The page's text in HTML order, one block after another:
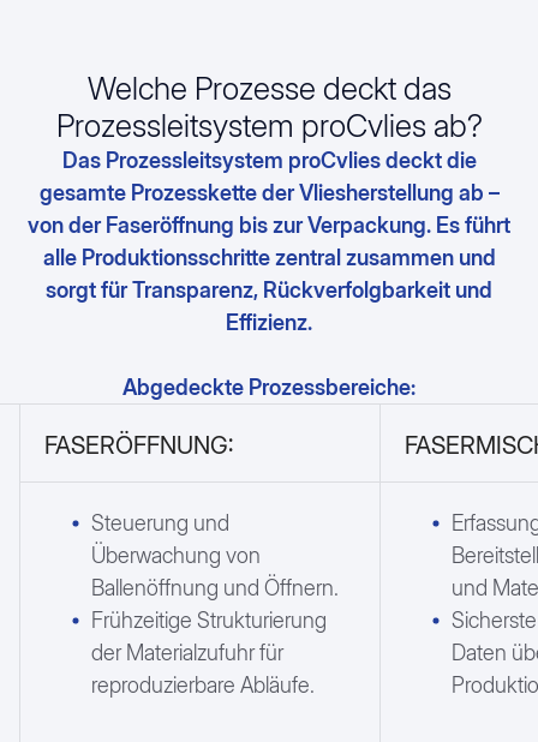
Welche Prozesse deckt das
Prozessleitsystem proCvlies ab?
Das Prozessleitsystem proCvlies deckt die
gesamte Prozesskette der Vliesherstellung ab –
von der Faseröffnung bis zur Verpackung. Es führt
alle Produktionsschritte zentral zusammen und
sorgt für Transparenz, Rückverfolgbarkeit und
Effizienz.
Abgedeckte Prozessbereiche:
FASERÖFFNUNG:
Steuerung und
Überwachung von
Ballenöffnung und Öffnern.
Frühzeitige Strukturierung
der Materialzufuhr für
reproduzierbare Abläufe.
und
Daten